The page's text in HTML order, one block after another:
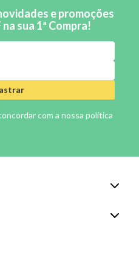
e promoções
sua 1ª Compra!
com a nossa política